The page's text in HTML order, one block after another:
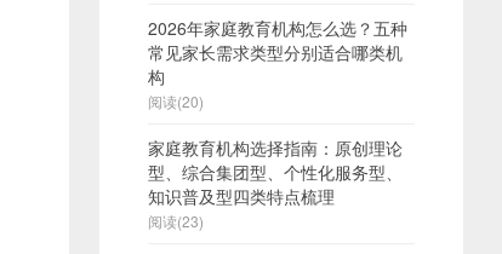
2026年家庭教育机构怎么选？五种
常见家长需求类型分别适合哪类机
构
阅读(20)
家庭教育机构选择指南：原创理论
型、综合集团型、个性化服务型、
知识普及型四类特点梳理
阅读(23)